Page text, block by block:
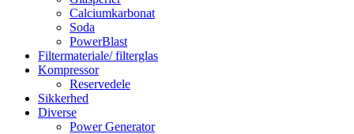
Calciumkarbonat
Soda
PowerBlast
Filtermateriale/ filterglas
Kompressor
Reservedele
Sikkerhed
Diverse
Power Generator